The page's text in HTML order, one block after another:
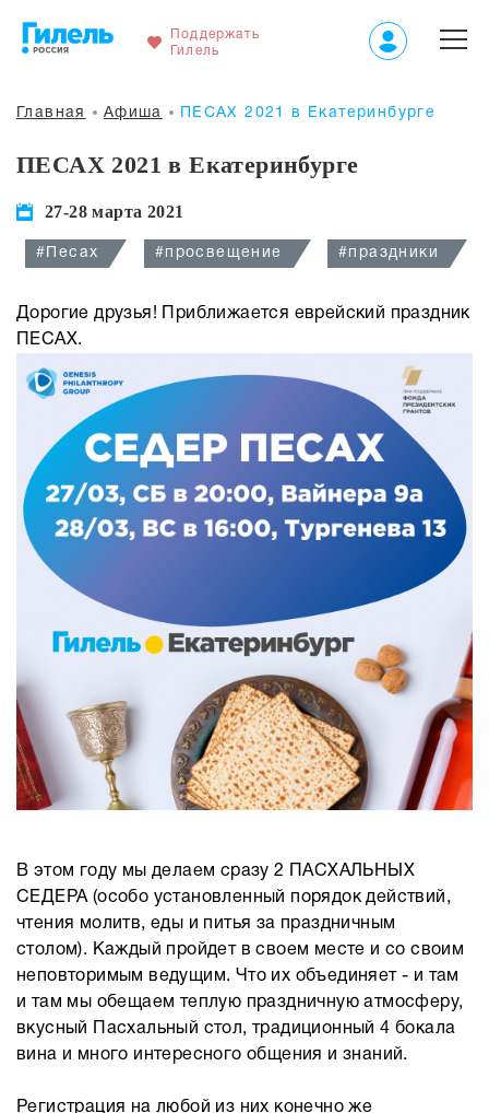
Поддержать
Гилель
Главная Афиша ПЕСАХ 2021 в Екатеринбурге
ПЕСАХ 2021 в Екатеринбурге
27-28 марта 2021
#Песах #просвещение #праздники
Дорогие друзья! Приближается еврейский праздник
ПЕСАХ.
В этом году мы делаем сразу 2 ПАСХАЛЬНЫХ
СЕДЕРА (особо установленный порядок действий,
чтения молитв, еды и питья за праздничным
столом). Каждый пройдет в своем месте и со своим
неповторимым ведущим. Что их объединяет - и там
и там мы обещаем теплую праздничную атмосферу,
вкусный Пасхальный стол, традиционный 4 бокала
вина и много интересного общения и знаний.
Регистрация на любой из них конечно же